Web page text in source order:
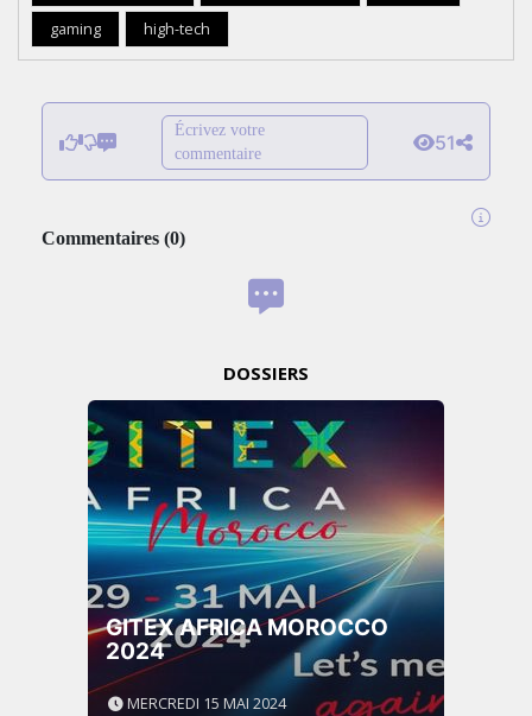
gaming
high-tech
Écrivez votre
commentaire
51
Commentaires (0)
DOSSIERS
GITEX AFRICA MOROCCO
2024
MERCREDI 15 MAI 2024